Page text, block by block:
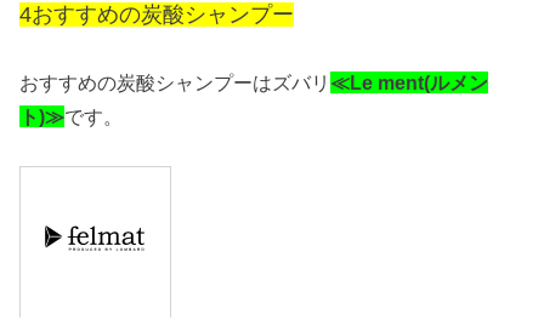
4おすすめの炭酸シャンプー
おすすめの炭酸シャンプーはズバリ≪Le ment(ルメン
ト)≫です。